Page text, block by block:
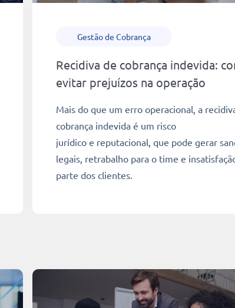
Gestão de Cobrança
Recidiva de cobrança indevida:
evitar prejuízos na operação
Mais do que um erro operacional, a
cobrança indevida é um risco
jurídico e reputacional, que pode gerar
legais, retrabalho para o time e
parte dos clientes.